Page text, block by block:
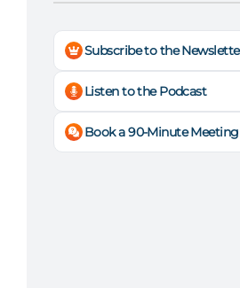
Subscribe to the
Listen to the Podcast
Book a 90-Minute Meeting